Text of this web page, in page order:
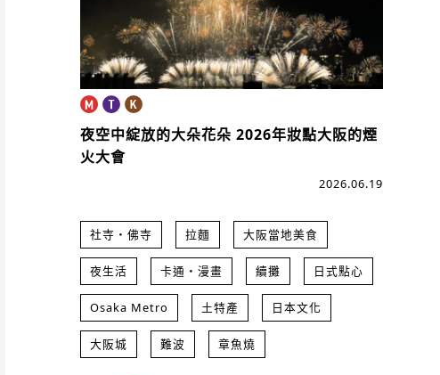
夜空中綻放的大朵花朵2026年妝點大阪的煙
火大會
2026.06.19
社寺・佛寺 拉麵 大阪當地美食
夜生活 卡通・漫畫 續攤 日式點心
Osaka Metro 土特產 日本文化
大阪城 難波 章魚燒